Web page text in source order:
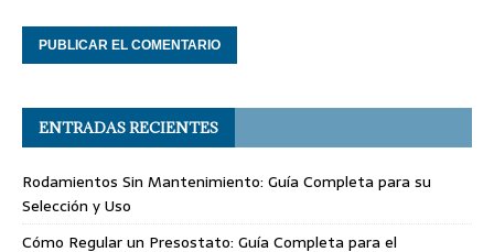
ENTRADAS RECIENTES
Rodamientos Sin Mantenimiento: Guía Completa para su
Selección y Uso
Cómo Regular un Presostato: Guía Completa para el